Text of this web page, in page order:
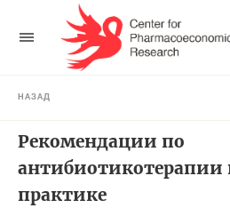
НАЗАД
Рекомендации по
антибиотикотерапии
практике